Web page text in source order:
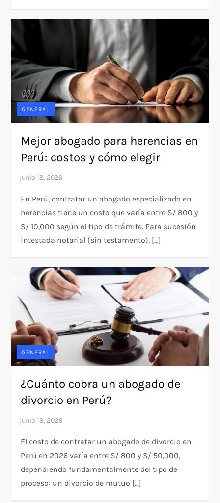
GENERAL
Mejor abogado para herencias en
Perú: costos y cómo elegir
En Perú, contratar un abogado especializado en
herencias tiene un costo que varía entre S/ 800 y
S/ 10,000 según el tipo de trámite. Para sucesión
intestada notarial (sin testamento), […]
GENERAL
¿Cuánto cobra un abogado de
divorcio en Perú?
El costo de contratar un abogado de divorcio en
Perú en 2026 varía entre S/ 800 y S/ 50,000,
dependiendo fundamentalmente del tipo de
proceso: un divorcio de mutuo […]